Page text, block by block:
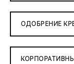
ОДОБРЕНИЕ